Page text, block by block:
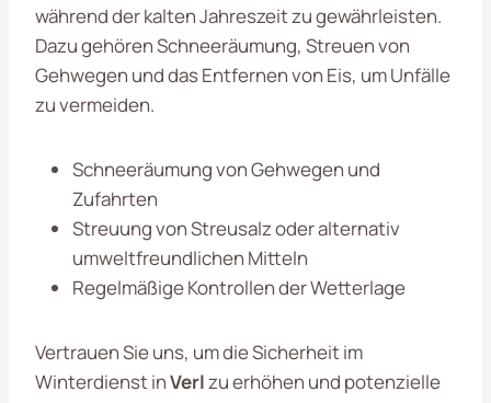
während der kalten Jahreszeit zu gewährleisten.
Dazu gehören Schneeräumung, Streuen von
Gehwegen und das Entfernen von Eis, um Unfälle
zu vermeiden.
Schneeräumung von Gehwegen und
Zufahrten
Streuung von Streusalz oder alternativ
umweltfreundlichen Mitteln
Regelmäßige Kontrollen der Wetterlage
Vertrauen Sie uns, um die Sicherheit im
Winterdienst inVerlzu erhöhen und potenzielle